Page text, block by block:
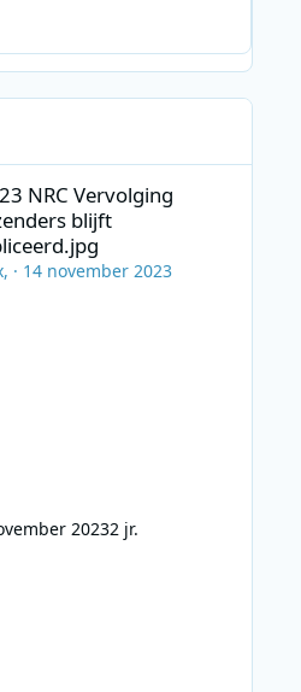
NRC Vervolging
blijft
, · 14 november 2023
20232 jr.